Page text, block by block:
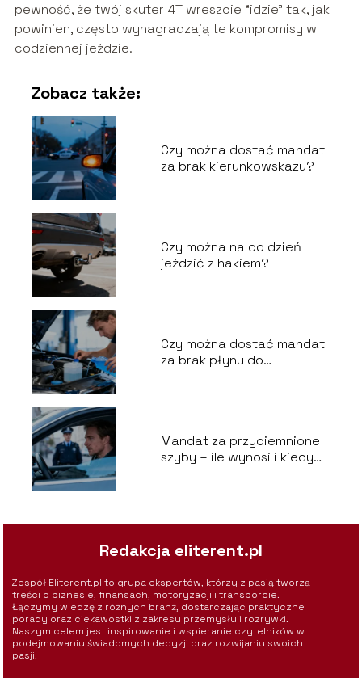
pewność, że twój skuter 4T wreszcie “idzie” tak, jak
powinien, często wynagradzają te kompromisy w
codziennej jeździe.
Zobacz także:
Czy można dostać mandat
za brak kierunkowskazu?
Czy można na co dzień
jeździć z hakiem?
Czy można dostać mandat
za brak płynu do
Mandat za przyciemnione
szyby – ile wynosi i kiedy
Redakcja eliterent.pl
Zespół Eliterent.pl to grupa ekspertów, którzy z pasją tworzą
treści o biznesie, finansach, motoryzacji i transporcie.
Łączymy wiedzę z różnych branż, dostarczając praktyczne
porady oraz ciekawostki z zakresu przemysłu i rozrywki.
Naszym celem jest inspirowanie i wspieranie czytelników w
podejmowaniu świadomych decyzji oraz rozwijaniu swoich
pasji.